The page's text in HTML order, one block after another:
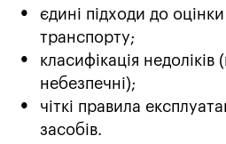
єдині підходи до
транспорту;
класифікація недоліків
небезпечні);
чіткі правила
засобів.